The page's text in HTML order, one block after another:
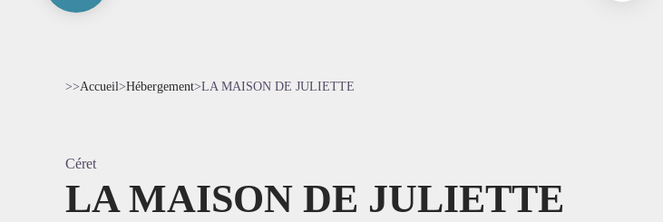
>>Accueil>Hébergement>LA MAISON DE JULIETTE
Céret
LA MAISON DE JULIETTE